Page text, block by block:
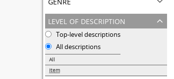
level of description
Top-level descriptions
All descriptions
All
Item